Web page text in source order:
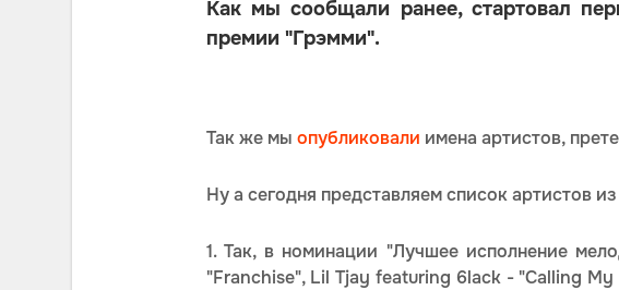
Как мы сообщали ранее, стартовал
премии "Грэмми".
Так же мы опубликовали имена артистов,
Ну а сегодня представляем список артистов
1. Так, в номинации "Лучшее исполнение
"Franchise", Lil Tjay featuring 6lack - "Calling